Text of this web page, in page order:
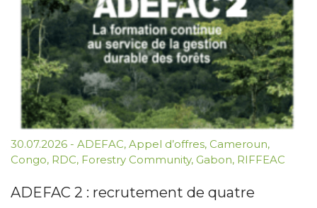
30.07.2026 - ADEFAC, Appel d’offres, Cameroun,
Congo, RDC, Forestry Community, Gabon, RIFFEAC
ADEFAC 2 : recrutement de quatre